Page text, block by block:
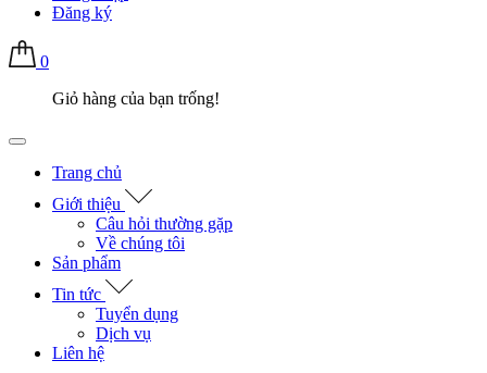
Đăng ký
0
Giỏ hàng của bạn trống!
Trang chủ
Giới thiệu
Câu hỏi thường gặp
Về chúng tôi
Sản phẩm
Tin tức
Tuyển dụng
Dịch vụ
Liên hệ